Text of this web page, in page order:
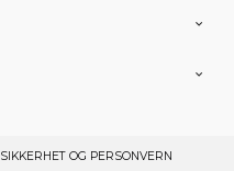
SIKKERHET OG PERSONVERN